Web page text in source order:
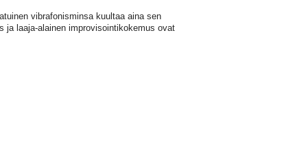
vibrafonisminsa kuultaa aina sen
ja laaja-alainen improvisointikokemus ovat